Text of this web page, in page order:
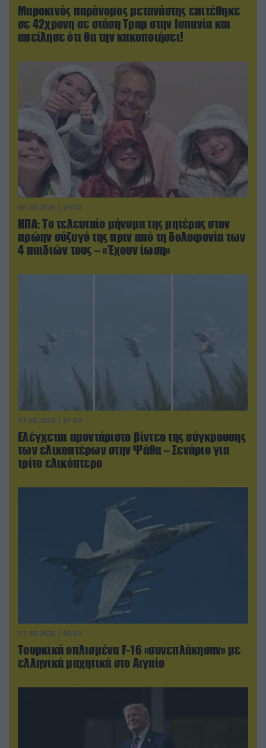
Μαροκινός παράνομος μετανάστης επιτέθηκε
σε 42χρονη σε στάση Τραμ στην Ισπανία και
απείλησε ότι θα την κακοποιήσει!
06.08.2026 | 09:02
ΗΠΑ: Το τελευταίο μήνυμα της μητέρας στον
πρώην σύζυγό της πριν από τη δολοφονία των
4 παιδιών τους – «Έχουν ίωση»
07.08.2026 | 01:02
Ελέγχεται αμοντάριστο βίντεο της σύγκρουσης
των ελικοπτέρων στην Ψάθα – Σενάριο για
τρίτο ελικόπτερο
07.08.2026 | 00:02
Τουρκικά οπλισμένα F-16 «συνεπλάκησαν» με
ελληνικά μαχητικά στο Αιγαίο